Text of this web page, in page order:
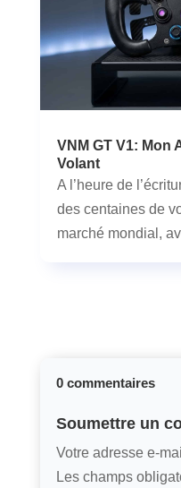
VNM GT V1: Mon
Volant
A l’heure de
des centaines de
marché mondial,
0 commentaires
Soumettre un
Votre adresse e-
Les champs